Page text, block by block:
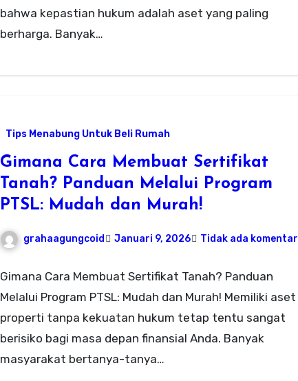
bahwa kepastian hukum adalah aset yang paling
berharga. Banyak…
Tips Menabung Untuk Beli Rumah
Gimana Cara Membuat Sertifikat
Tanah? Panduan Melalui Program
PTSL: Mudah dan Murah!
grahaagungcoid Januari 9, 2026 Tidak ada komentar
Gimana Cara Membuat Sertifikat Tanah? Panduan
Melalui Program PTSL: Mudah dan Murah! Memiliki aset
properti tanpa kekuatan hukum tetap tentu sangat
berisiko bagi masa depan finansial Anda. Banyak
masyarakat bertanya-tanya…